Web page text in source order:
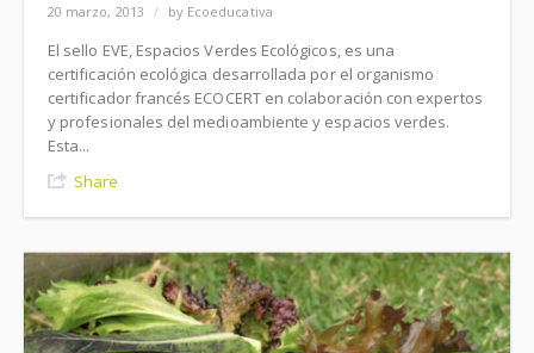
20 marzo, 2013 / by Ecoeducativa
El sello EVE, Espacios Verdes Ecológicos, es una
certificación ecológica desarrollada por el organismo
certificador francés ECOCERT en colaboración con expertos
y profesionales del medioambiente y espacios verdes.
Esta...
Share